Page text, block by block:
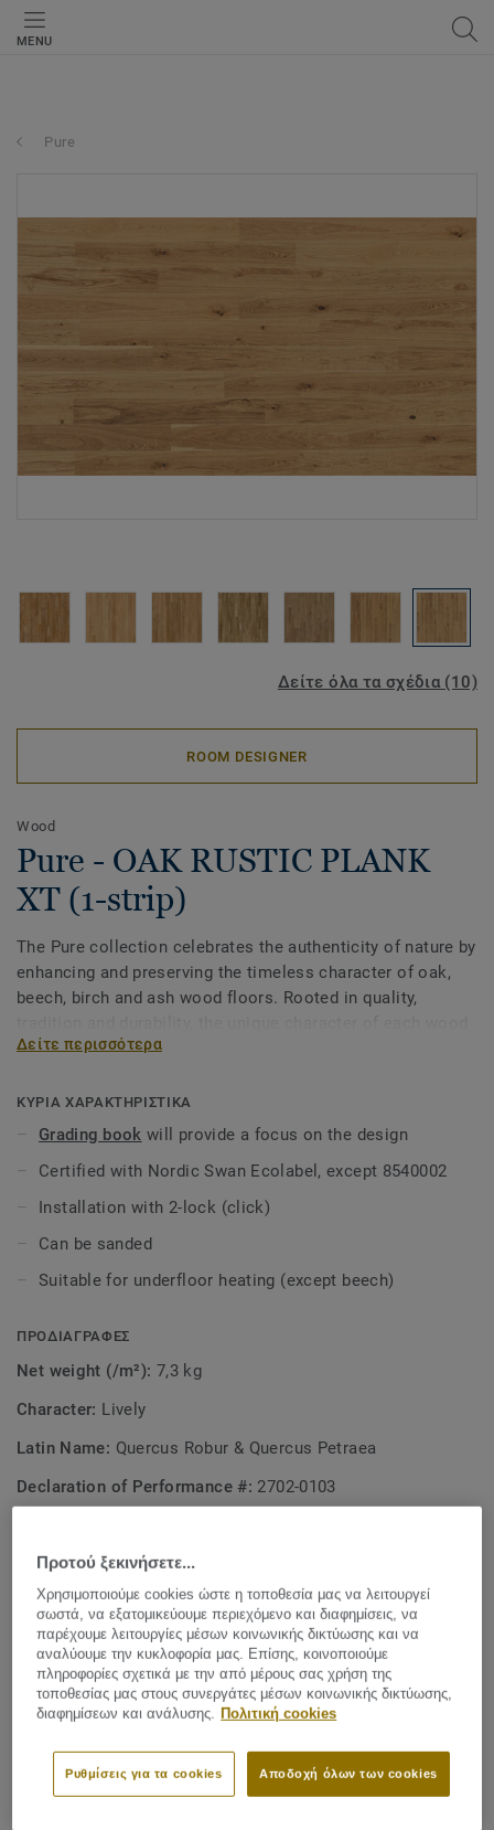
MENU
Pure
Δείτε όλα τα σχέδια (10)
ROOM DESIGNER
Wood
Pure - OAK RUSTIC PLANK
XT (1-strip)
The Pure collection celebrates the authenticity of nature by
enhancing and preserving the timeless character of oak,
beech, birch and ash wood floors. Rooted in quality,
species never goes out of style. Treated with lacquer to
Δείτε περισσότερα
ΚΥΡΙΑ ΧΑΡΑΚΤΗΡΙΣΤΙΚΑ
Grading book will provide a focus on the design
Certified with Nordic Swan Ecolabel, except 8540002
Installation with 2-lock (click)
Can be sanded
Suitable for underfloor heating (except beech)
ΠΡΟΔΙΑΓΡΑΦΕΣ
Net weight (/m²): 7,3 kg
Character: Lively
Latin Name: Quercus Robur & Quercus Petraea
Declaration of Performance #: 2702-0103
Plank (2 κωδ.)
Αποτύπωμα άνθρακα (Cradle to gate)
-4.09 kg CO /m2
ΤΟ ΑΠΟΤΥΠΩΜΑ ΑΝΘΡΑΚΑ ΤΟΥ ΕΡΓΟΥ ΜΟΥ
Προτού ξεκινήσετε...
Χρησιμοποιούμε cookies ώστε η τοποθεσία μας να λειτουργεί
σωστά, να εξατομικεύουμε περιεχόμενο και διαφημίσεις, να
παρέχουμε λειτουργίες μέσων κοινωνικής δικτύωσης και να
αναλύουμε την κυκλοφορία μας. Επίσης, κοινοποιούμε
πληροφορίες σχετικά με την από μέρους σας χρήση της
τοποθεσίας μας στους συνεργάτες μέσων κοινωνικής δικτύωσης,
διαφημίσεων και ανάλυσης. Πολιτική cookies
Αποδοχή όλων των cookies
Ρυθμίσεις για τα cookies